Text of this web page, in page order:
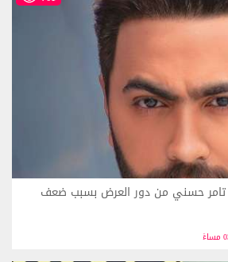
تامر حسني من دور العرض بسبب ضعف